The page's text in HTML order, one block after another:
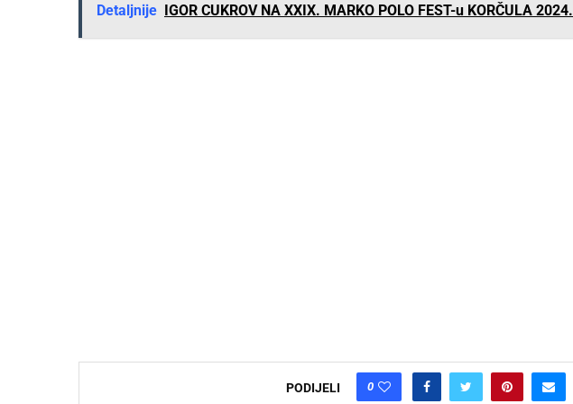
Detaljnije IGOR CUKROV NA XXIX. MARKO POLO FEST-u KORČULA 2024.
PODIJELI 0